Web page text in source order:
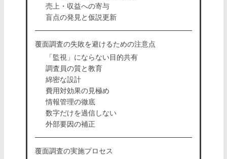
売上・収益への寄与
盲点の発見と仮説更新
覆面調査の失敗を避けるための注意点
「監視」にならない目的共有
調査員の質と教育
綿密な設計
費用対効果の見極め
情報管理の徹底
数字だけを過信しない
外部要因の補正
覆面調査の実施プロセス